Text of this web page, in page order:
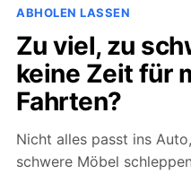
ABHOLEN LASSEN
Zu viel, zu
keine Zeit für
Fahrten?
Nicht alles passt ins
schwere Möbel